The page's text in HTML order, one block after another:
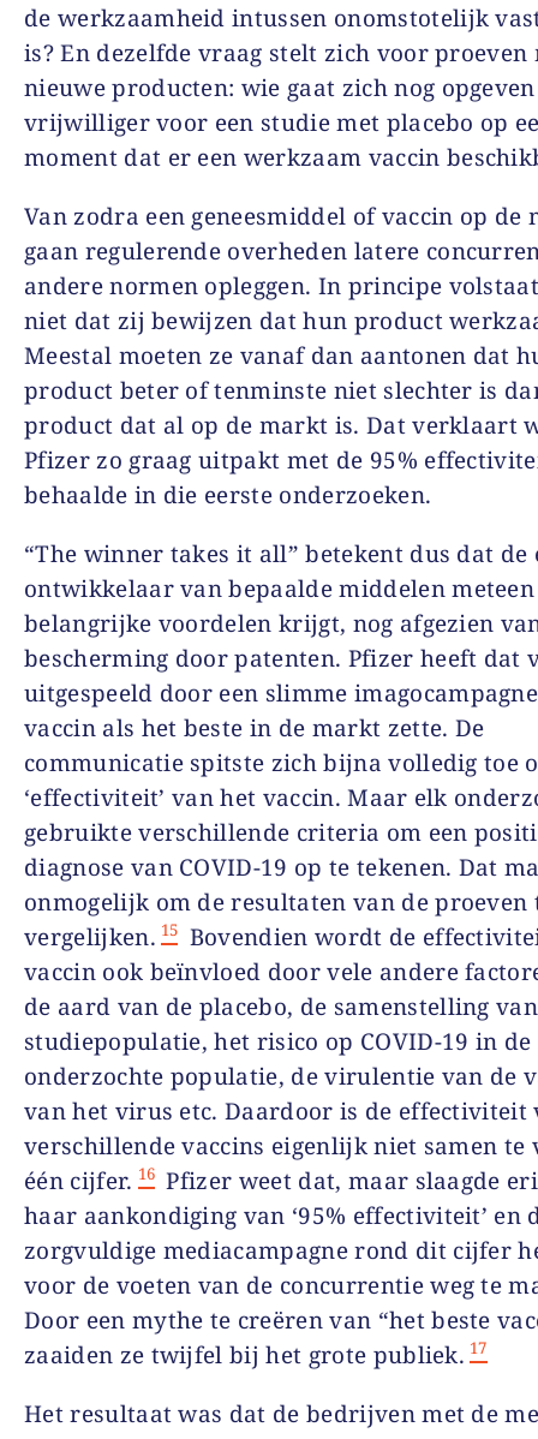
de werkzaamheid intussen onomstotelijk
is? En dezelfde vraag stelt zich voor proeven
nieuwe producten: wie gaat zich nog
vrijwilliger voor een studie met placebo op
moment dat er een werkzaam vaccin
Van zodra een geneesmiddel of vaccin op de
gaan regulerende overheden latere
andere normen opleggen. In principe
niet dat zij bewijzen dat hun product
Meestal moeten ze vanaf dan aantonen dat
product beter of tenminste niet slechter is
product dat al op de markt is. Dat verklaart
Pfizer zo graag uitpakt met de 95%
behaalde in die eerste onderzoeken.
“The winner takes it all” betekent dus dat de
ontwikkelaar van bepaalde middelen meteen
belangrijke voordelen krijgt, nog afgezien
bescherming door patenten. Pfizer heeft dat
uitgespeeld door een slimme
vaccin als het beste in de markt zette. De
communicatie spitste zich bijna volledig toe
‘effectiviteit’ van het vaccin. Maar elk
gebruikte verschillende criteria om een
diagnose van COVID-19 op te tekenen. Dat
onmogelijk om de resultaten van de proeven
vergelijken. 15 Bovendien wordt de
vaccin ook beïnvloed door vele andere
de aard van de placebo, de samenstelling
studiepopulatie, het risico op COVID-19 in de
onderzochte populatie, de virulentie van de
van het virus etc. Daardoor is de effectiviteit
verschillende vaccins eigenlijk niet samen te
één cijfer. 16 Pfizer weet dat, maar slaagde
haar aankondiging van ‘95% effectiviteit’ en
zorgvuldige mediacampagne rond dit cijfer
voor de voeten van de concurrentie weg te
Door een mythe te creëren van “het beste
zaaiden ze twijfel bij het grote publiek. 17
Het resultaat was dat de bedrijven met de